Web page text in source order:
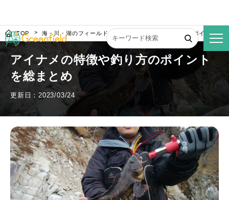
TOP 海・川・湖のフィールド アイナメの特徴や釣り方のポイントを
アイナメの特徴や釣り方のポイント
を総まとめ
更新日：2023/03/24